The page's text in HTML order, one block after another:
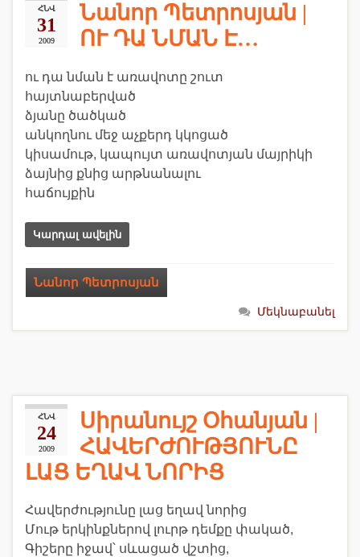
ՀՆՎ
31
2009
Նանոր Պետրոսյան |
ՈՒ ԴԱ ՆՄԱՆ Է…
ու դա նման է առավոտը շուտ
հայտնաբերված
ձյանը ծածկած
անկողնու մեջ աչքերդ կկոցած
կիսամութ, կապույտ առավոտյան մայրիկի
ձայնից քնից արթնանալու
հաճույքին
Կարդալ ավելին
Նանոր Պետրոսյան
Մեկնաբանել
ՀՆՎ
24
2009
Սիրանույշ Օհանյան |
ՀԱՎԵՐԺՈՒԹՅՈՒՆԸ
ԼԱՑ ԵՂԱՎ ՆՈՐԻՑ
Հավերժությունը լաց եղավ նորից
Մութ երկինքներով լուրթ դեմքը փակած,
Գիշերը իջավ՝ սևացած վշտից,